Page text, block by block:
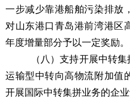
一步减少靠港船舶污染排放
对山东港口青岛港前湾港区
年度增量部分予以一定奖励。
（八）支持开展中转
运输型中转向高物流附加值
开展国际中转集拼业务的企业